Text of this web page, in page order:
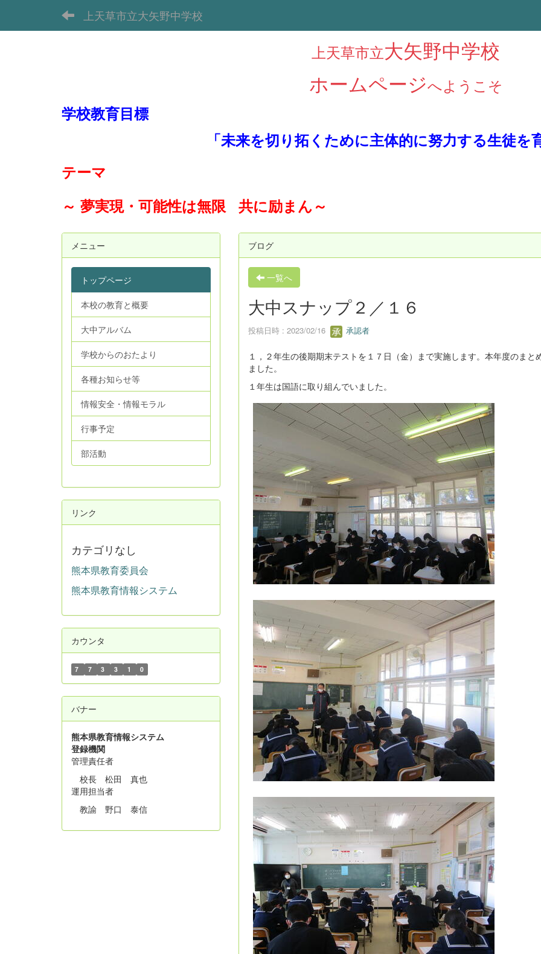
上天草市立大矢野中学校
上天草市立大矢野中学校
ホームページへようこそ
学校教育目標
「未来を切り拓くために主体的に努力する生徒を
テーマ
～ 夢実現・可能性は無限 共に励まん～
ブログ
一覧へ
大中スナップ２／１６
投稿日時 : 2023/02/16 承認者
１，２年生の後期期末テストを１７日（金）まで実施します。本年度のま
ました。
１年生は国語に取り組んでいました。
メニュー
トップページ
本校の教育と概要
大中アルバム
学校からのおたより
各種お知らせ等
情報安全・情報モラル
行事予定
部活動
リンク
カテゴリなし
熊本県教育委員会
熊本県教育情報システム
カウンタ
7 7 3 3 1 0
バナー
熊本県教育情報システム
登録機関
管理責任者
校長 松田 真也
運用担当者
教諭 野口 泰信